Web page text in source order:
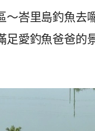
峇里島釣魚去
足愛釣魚爸爸的